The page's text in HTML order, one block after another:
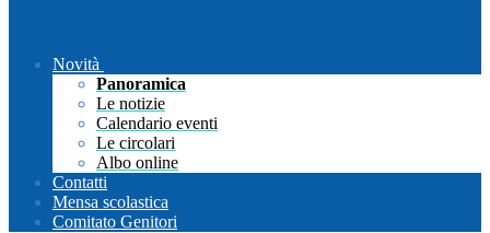
Novità
Panoramica
Le notizie
Calendario eventi
Le circolari
Albo online
Contatti
Mensa scolastica
Comitato Genitori